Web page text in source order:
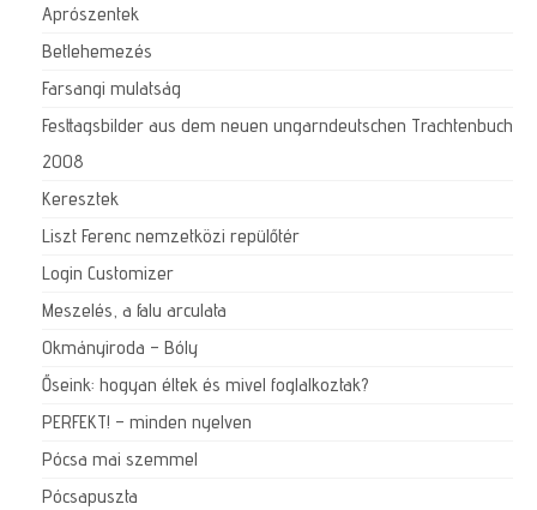
Aprószentek
Betlehemezés
Farsangi mulatság
Festtagsbilder aus dem neuen ungarndeutschen Trachtenbuch
2008
Keresztek
Liszt Ferenc nemzetközi repülőtér
Login Customizer
Meszelés, a falu arculata
Okmányiroda – Bóly
Őseink: hogyan éltek és mivel foglalkoztak?
PERFEKT! – minden nyelven
Pócsa mai szemmel
Pócsapuszta